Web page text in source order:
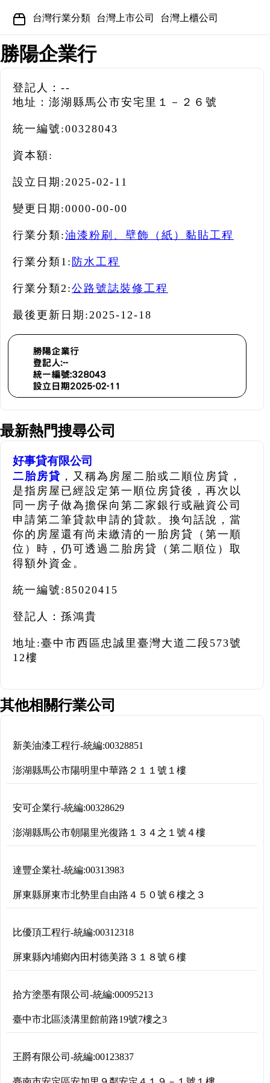
台灣行業分類 台灣上市公司 台灣上櫃公司
勝陽企業行
登記人：--
地址：澎湖縣馬公市安宅里１－２６號
統一編號:00328043
資本額:
設立日期:2025-02-11
變更日期:0000-00-00
行業分類:油漆粉刷、壁飾（紙）黏貼工程
行業分類1: 防水工程
行業分類2:公路號誌裝修工程
最後更新日期:2025-12-18
最新熱門搜尋公司
好事貸有限公司
二胎房貸 ，又稱為房屋二胎或二順位房貸，
是指房屋已經設定第一順位房貸後，再次以
同一房子做為擔保向第二家銀行或融資公司
申請第二筆貸款申請的貸款。換句話說，當
你的房屋還有尚未繳清的一胎房貸（第一順
位）時，仍可透過二胎房貸（第二順位）取
得額外資金。
統一編號:85020415
登記人：孫鴻貴
地址:臺中市西區忠誠里臺灣大道二段573號
12樓
其他相關行業公司
新美油漆工程行-統編:00328851
澎湖縣馬公市陽明里中華路２１１號１樓
安可企業行-統編:00328629
澎湖縣馬公市朝陽里光復路１３４之１號４樓
達豐企業社-統編:00313983
屏東縣屏東市北勢里自由路４５０號６樓之３
比優頂工程行-統編:00312318
屏東縣內埔鄉內田村德美路３１８號６樓
拾方塗墨有限公司 -統編:00095213
臺中市北區淡溝里館前路19號7樓之3
王爵有限公司 -統編:00123837